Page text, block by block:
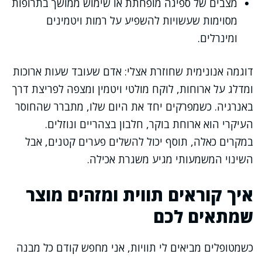
מצבים של ספיגה מופחתת או שימוש ממושך בתרופות
מסוימות שעשויות להשפיע על רמות ויטמינים
ומינרלים.
דוגמה אנונימית שחוזרת אצלי: אדם שעובד שעות ארוכות
ומדלג על ארוחות, לוקח מולטי ויטמין ומצפה לפריצת דרך
באנרגיה. כשמפרקים יחד את היום שלו, מתברר שהחוסר
העיקרי הוא ארוחת בוקר, חלבון בצהריים ונוזלים.
במקרים כאלה, תוסף יכול להשלים פערים קטנים, אבל
השינוי המשמעותי מגיע משגרת אכילה.
איך קוראים תווית ומזהים מוצר
שמתאים לכם
כשמטופלים מביאים לי תוויות, אני מחפש קודם כל מבנה